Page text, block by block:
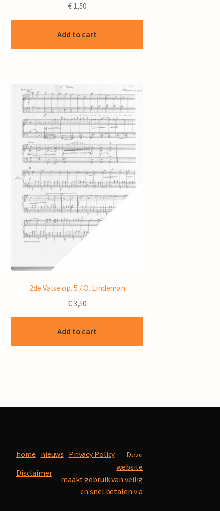
€1,50
Add to cart
2de Valse op. 5 / O. Lindeman
€3,50
Add to cart
home nieuws Privacy Policy
Disclaimer
Deze
website
maakt gebruik van veilig
en snel betalen via